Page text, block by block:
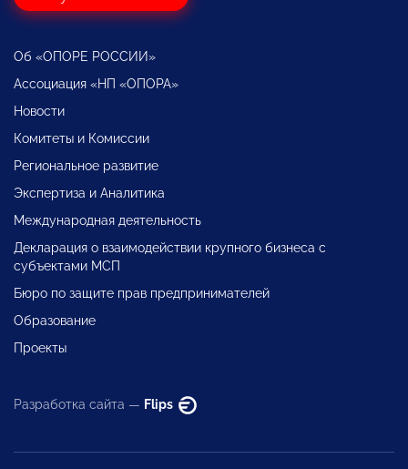
Об «ОПОРЕ РОССИИ»
Ассоциация «НП «ОПОРА»
Новости
Комитеты и Комиссии
Региональное развитие
Экспертиза и Аналитика
Международная деятельность
Декларация о взаимодействии крупного бизнеса с
субъектами МСП
Бюро по защите прав предпринимателей
Образование
Проекты
Разработка сайта — Flips